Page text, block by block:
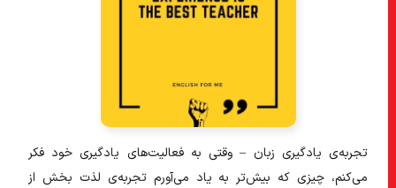
تجربه‌ی یادگیری زبان – وقتی به فعالیت‌های یادگیری خود فکر
می‌کنم، چیزی که بیش‌تر به یاد می‌آورم تجربه‌ی لذت بخش از